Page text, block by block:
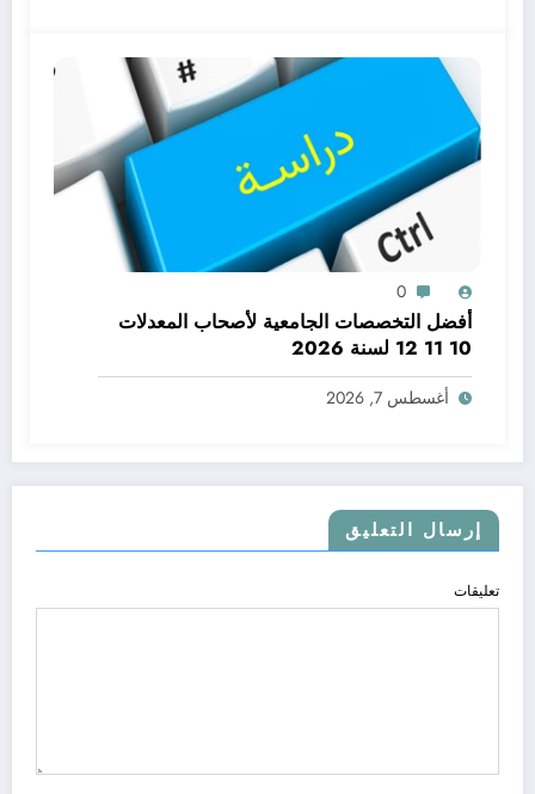
0
أفضل التخصصات الجامعية لأصحاب المعدلات
10 11 12 لسنة 2026
أغسطس 7, 2026
إرسال التعليق
تعليقات